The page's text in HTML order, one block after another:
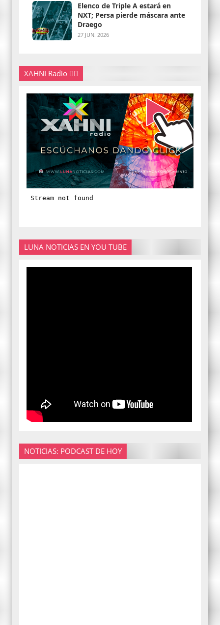
Elenco de Triple A estará en
NXT; Persa pierde máscara ante
Draego
27 JUN. 2026
XAHNI Radio 👇🏽
LUNA NOTICIAS EN YOU TUBE
NOTICIAS: PODCAST DE HOY